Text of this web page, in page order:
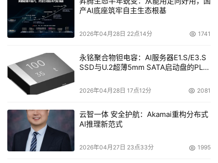
响。借助Revit软件中的这项新功能，我们现在能够对每一
项解决方案进行可视化处理，并以简明易懂、便于操作的方
式传达给客户。”
Office for Metropolitan Architecture （OMA）是一家在
传统建筑设计和城市建设领域内运营的国际企业，该公司的
杰出设计案例遍布世界各地。在Revit软件的衍生式设计开
发过程中，他们的全球团队为欧特克提供了一些重要反馈。
事实证明，这项技术为该公司在荷兰最大型足球场——
Feyenoord Stadium（位于鹿特丹滨水区）的概念设计提
供了重大帮助。
产AI底座筑牢自主生态根基
2026年04月28日 22点14分 1741
永铭聚合物钽电容：AI服务器E1.S/E3.S
SSD与U.2超薄5mm SATA启动盘的PLP
2026年04月28日 17点12分 2081
云智一体 安全护航：Akamai重构分布式
AI推理新范式
2026年04月27日 23点33分 1995